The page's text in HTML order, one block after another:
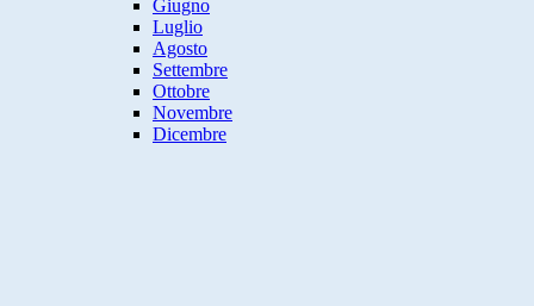
Giugno
Luglio
Agosto
Settembre
Ottobre
Novembre
Dicembre